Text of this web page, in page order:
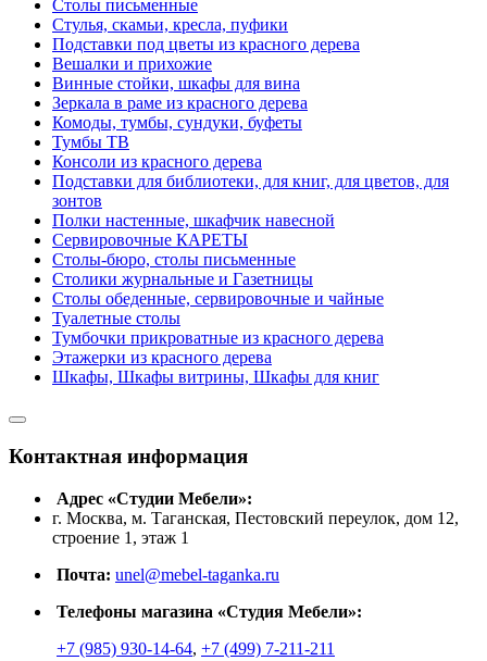
Столы письменные
Стулья, скамьи, кресла, пуфики
Подставки под цветы из красного дерева
Вешалки и прихожие
Винные стойки, шкафы для вина
Зеркала в раме из красного дерева
Комоды, тумбы, сундуки, буфеты
Тумбы ТВ
Консоли из красного дерева
Подставки для библиотеки, для книг, для цветов, для
зонтов
Полки настенные, шкафчик навесной
Сервировочные КАРЕТЫ
Столы-бюро, столы письменные
Столики журнальные и Газетницы
Столы обеденные, сервировочные и чайные
Туалетные столы
Тумбочки прикроватные из красного дерева
Этажерки из красного дерева
Шкафы, Шкафы витрины, Шкафы для книг
Контактная информация
Адрес «Студии Мебели»:
г. Москва, м. Таганская, Пестовский переулок, дом 12,
строение 1, этаж 1
Почта: unel@mebel-taganka.ru
Телефоны магазина «Студия Мебели»:
+7 (985) 930-14-64, +7 (499) 7-211-211